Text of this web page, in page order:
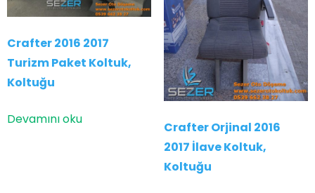
Crafter 2016 2017
Turizm Paket Koltuk,
Koltuğu
Devamını oku
Crafter Orjinal 2016
2017 İlave Koltuk,
Koltuğu